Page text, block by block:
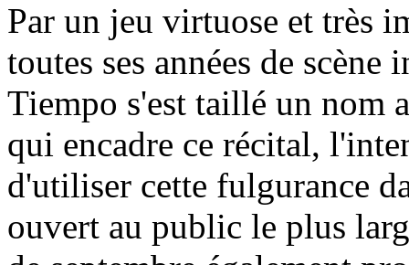
Par un jeu virtuose et très
toutes ses années de
Tiempo s'est taillé un nom
qui encadre ce récital,
d'utiliser cette fulgurance
ouvert au public le plus